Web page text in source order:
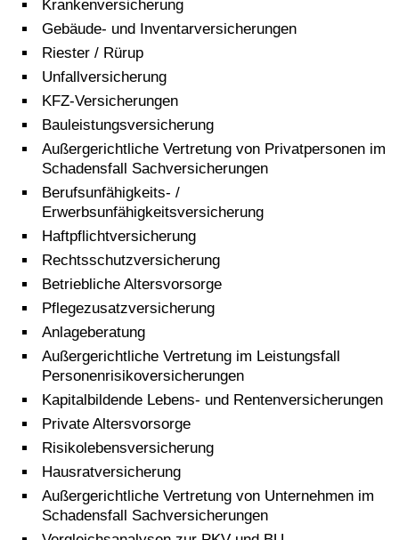
Krankenversicherung
Gebäude- und Inventarversicherungen
Riester / Rürup
Unfallversicherung
KFZ-Versicherungen
Bauleistungsversicherung
Außergerichtliche Vertretung von Privatpersonen im
Schadensfall Sachversicherungen
Berufsunfähigkeits- /
Erwerbsunfähigkeitsversicherung
Haftpflichtversicherung
Rechtsschutzversicherung
Betriebliche Altersvorsorge
Pflegezusatzversicherung
Anlageberatung
Außergerichtliche Vertretung im Leistungsfall
Personenrisikoversicherungen
Kapitalbildende Lebens- und Rentenversicherungen
Private Altersvorsorge
Risikolebensversicherung
Hausratversicherung
Außergerichtliche Vertretung von Unternehmen im
Schadensfall Sachversicherungen